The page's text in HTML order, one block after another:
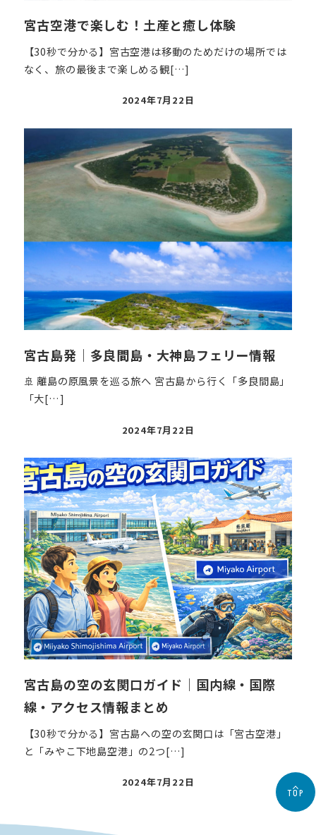
宮古空港で楽しむ！土産と癒し体験
【30秒で分かる】宮古空港は移動のためだけの場所では
なく、旅の最後まで楽しめる観[…]
投
日
2024年7月22日
宮古島発｜多良間島・大神島フェリー情報
🚢 離島の原風景を巡る旅へ 宮古島から行く「多良間島」
「大[…]
投
日
2024年7月22日
宮古島の空の玄関口ガイド｜国内線・国際
線・アクセス情報まとめ
【30秒で分かる】宮古島への空の玄関口は「宮古空港」
と「みやこ下地島空港」の2つ[…]
投
2024年7月22日
TOP